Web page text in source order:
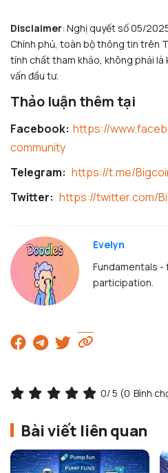
Disclaimer: Nghị quyết số 05/
Chính phủ, toàn bộ thông tin trên
tính chất tham khảo, không phải là
vấn đầu tư.
Thảo luận thêm tại
Facebook: https://
community
Telegram: https://t.me/
Twitter: https://twitter.com/
Evelyn
Fundamentals
participation.
0/ 5 (0 Bình
Bài viết liên quan